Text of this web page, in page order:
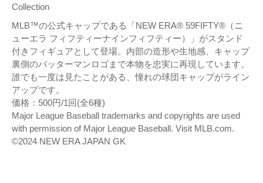
Collection
MLB™の公式キャップである「NEW ERA® 59FIFTY®（ニ
ューエラ フィフティーナインフィフティー）」がスタンド
付きフィギュアとして登場。内部の造形や生地感、キャップ
裏側のバッターマンロゴまで本物を忠実に再現しています。
誰でも一度は見たことがある、憧れの球団キャップがライン
アップです。
価格：500円/1回(全6種)
Major League Baseball trademarks and copyrights are used
with permission of Major League Baseball. Visit MLB.com.
©2024 NEW ERA JAPAN GK